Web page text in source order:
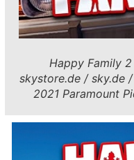
Happy Family
skystore.de / sky.de
2021 Paramount